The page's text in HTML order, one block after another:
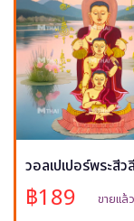
วอลเปเปอร์พระสีวลี
฿189 ขายแล้